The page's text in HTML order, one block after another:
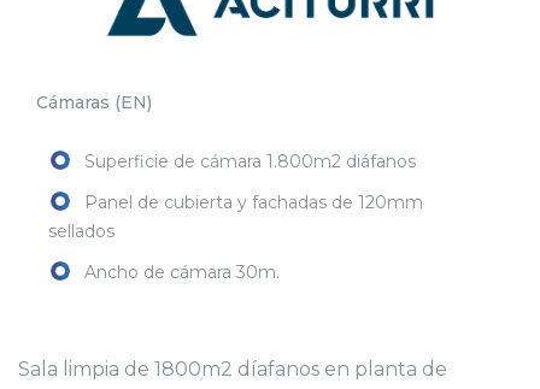
Cámaras (EN)
Superficie de cámara 1.800m2 diáfanos
Panel de cubierta y fachadas de 120mm
sellados
Ancho de cámara 30m.
Sala limpia de 1800m2 díafanos en planta de